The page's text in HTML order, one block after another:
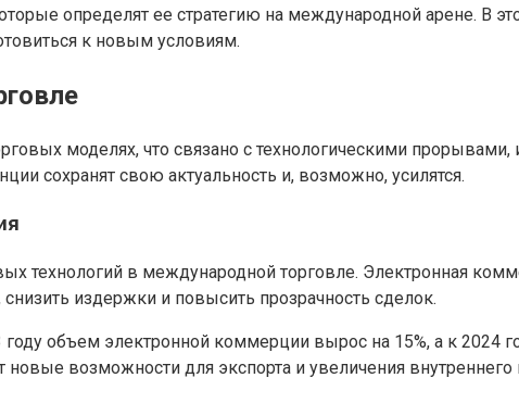
определят ее стратегию на международной арене. В
к новым условиям.
моделях, что связано с технологическими
сохранят свою актуальность и, возможно, усилятся.
технологий в международной торговле. Электронная
издержки и повысить прозрачность сделок.
объем электронной коммерции вырос на 15%, а к 2024
возможности для экспорта и увеличения внутреннего